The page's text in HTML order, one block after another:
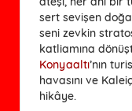
sert sevişen
seni zevkin
katliamına
Konyaaltı’nın
havasını ve
hikâye.